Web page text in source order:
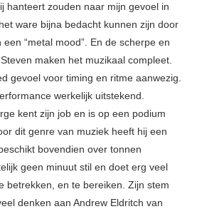
hanteert zouden naar mijn gevoel in
ware bijna bedacht kunnen zijn door
“metal mood”. En de scherpe en
maken het muzikaal compleet.
gevoel voor timing en ritme aanwezig.
werkelijk uitstekend.
kent zijn job en is op een podium
dit genre van muziek heeft hij een
bovendien over tonnen
geen minuut stil en doet erg veel
betrekken, en te bereiken. Zijn stem
denken aan Andrew Eldritch van